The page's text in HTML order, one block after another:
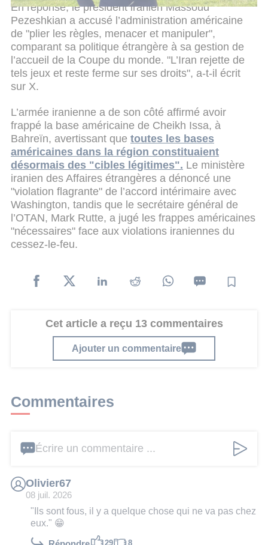
En réponse, le président iranien Massoud
Pezeshkian a accusé l’administration américaine
de "plier les règles, menacer et manipuler",
comparant sa politique étrangère à sa gestion de
l’accueil de la Coupe du monde. "L’Iran rejette de
tels jeux et reste ferme sur ses droits", a-t-il écrit
sur X.
L’armée iranienne a de son côté affirmé avoir
frappé la base américaine de Cheikh Issa, à
Bahreïn, avertissant que toutes les bases
américaines dans la région constituaient
désormais des "cibles légitimes". Le ministère
iranien des Affaires étrangères a dénoncé une
"violation flagrante" de l’accord intérimaire avec
Washington, tandis que le secrétaire général de
l’OTAN, Mark Rutte, a jugé les frappes américaines
"nécessaires" face aux violations iraniennes du
cessez-le-feu.
Cet article a reçu 13 commentaires
Ajouter un commentaire
Commentaires
Écrire un commentaire ...
Olivier67
08 juil. 2026
"Ils sont fous, il y a quelque chose qui ne va pas chez
eux." 😁
29 8